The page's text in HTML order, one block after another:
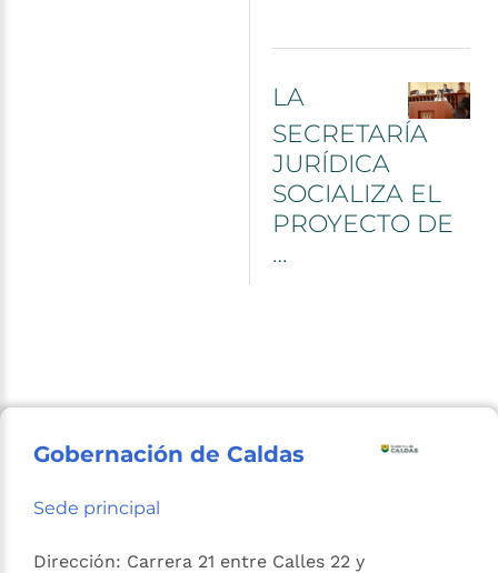
LA
SECRETARÍA
JURÍDICA
SOCIALIZA EL
PROYECTO DE
…
Gobernación de Caldas
Sede principal
Dirección: Carrera 21 entre Calles 22 y